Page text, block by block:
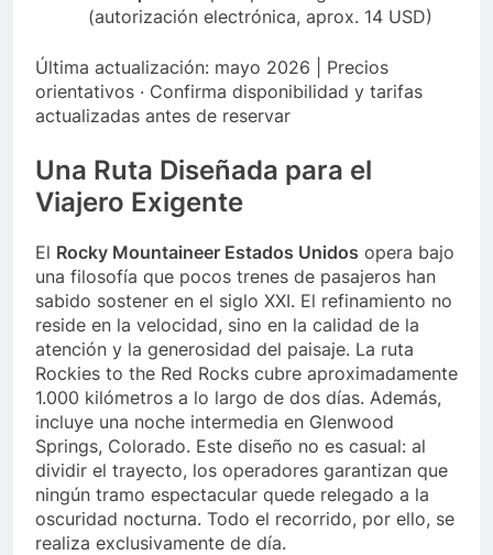
(autorización electrónica, aprox. 14 USD)
Última actualización: mayo 2026 | Precios
orientativos · Confirma disponibilidad y tarifas
actualizadas antes de reservar
Una Ruta Diseñada para el
Viajero Exigente
El Rocky Mountaineer Estados Unidos opera bajo
una filosofía que pocos trenes de pasajeros han
sabido sostener en el siglo XXI. El refinamiento no
reside en la velocidad, sino en la calidad de la
atención y la generosidad del paisaje. La ruta
Rockies to the Red Rocks cubre aproximadamente
1.000 kilómetros a lo largo de dos días. Además,
incluye una noche intermedia en Glenwood
Springs, Colorado. Este diseño no es casual: al
dividir el trayecto, los operadores garantizan que
ningún tramo espectacular quede relegado a la
oscuridad nocturna. Todo el recorrido, por ello, se
realiza exclusivamente de día.